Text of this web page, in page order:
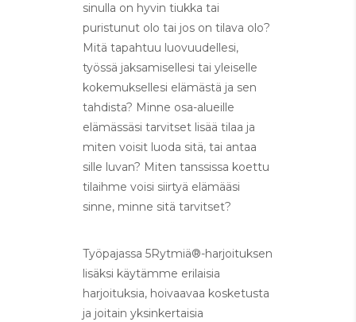
sinulla on hyvin tiukka tai
puristunut olo tai jos on tilava olo?
Mitä tapahtuu luovuudellesi,
työssä jaksamisellesi tai yleiselle
kokemuksellesi elämästä ja sen
tahdista? Minne osa-alueille
elämässäsi tarvitset lisää tilaa ja
miten voisit luoda sitä, tai antaa
sille luvan? Miten tanssissa koettu
tilaihme voisi siirtyä elämääsi
sinne, minne sitä tarvitset?
Työpajassa 5Rytmiä®-harjoituksen
lisäksi käytämme erilaisia
harjoituksia, hoivaavaa kosketusta
ja joitain yksinkertaisia